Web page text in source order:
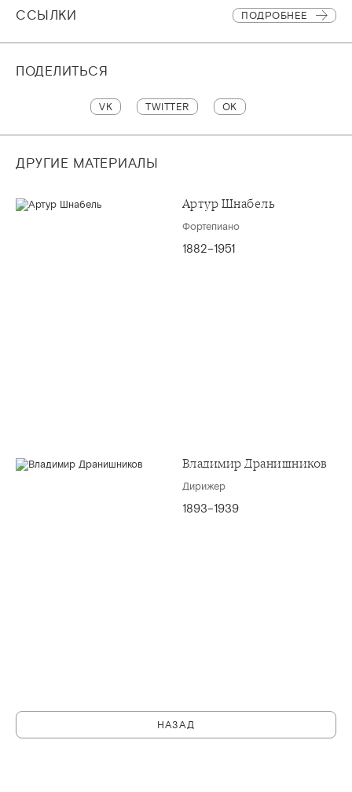
CСЫЛКИ ПОДРОБНЕЕ
ПОДЕЛИТЬСЯ
VK TWITTER OK
ДРУГИЕ МАТЕРИАЛЫ
Артур Шнабель
Фортепиано
1882–1951
Владимир Дранишников
Дирижер
1893–1939
НАЗАД